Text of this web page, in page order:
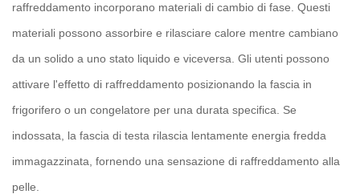
raffreddamento incorporano materiali di cambio di fase. Questi
materiali possono assorbire e rilasciare calore mentre cambiano
da un solido a uno stato liquido e viceversa. Gli utenti possono
attivare l'effetto di raffreddamento posizionando la fascia in
frigorifero o un congelatore per una durata specifica. Se
indossata, la fascia di testa rilascia lentamente energia fredda
immagazzinata, fornendo una sensazione di raffreddamento alla
pelle.